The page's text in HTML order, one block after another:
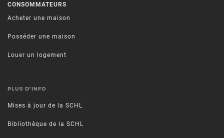
CONSOMMATEURS
Acheter une maison
Posséder une maison
Louer un logement
PLUS D’INFO
Mises à jour de la SCHL
Bibliothèque de la SCHL